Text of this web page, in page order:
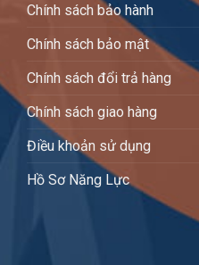
Chính sách bảo hành
Chính sách bảo mật
Chính sách đổi trả hàng
Chính sách giao hàng
Điều khoản sử dụng
Hồ Sơ Năng Lực